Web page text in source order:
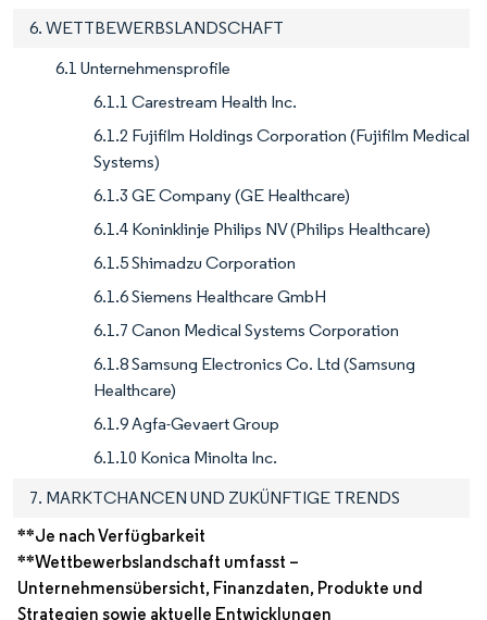
6. WETTBEWERBSLANDSCHAFT
6.1 Unternehmensprofile
6.1.1 Carestream Health Inc.
6.1.2 Fujifilm Holdings Corporation (Fujifilm Medical
Systems)
6.1.3 GE Company (GE Healthcare)
6.1.4 Koninklinje Philips NV (Philips Healthcare)
6.1.5 Shimadzu Corporation
6.1.6 Siemens Healthcare GmbH
6.1.7 Canon Medical Systems Corporation
6.1.8 Samsung Electronics Co. Ltd (Samsung
Healthcare)
6.1.9 Agfa-Gevaert Group
6.1.10 Konica Minolta Inc.
7. MARKTCHANCEN UND ZUKÜNFTIGE TRENDS
**Je nach Verfügbarkeit
**Wettbewerbslandschaft umfasst –
Unternehmensübersicht, Finanzdaten, Produkte und
Strategien sowie aktuelle Entwicklungen